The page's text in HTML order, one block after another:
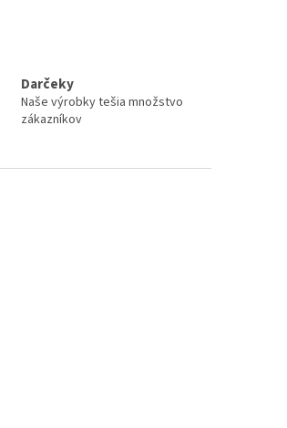
Darčeky
Naše výrobky tešia množstvo
zákazníkov